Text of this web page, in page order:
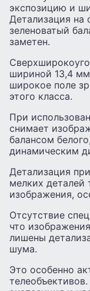
экспозицию и
Детализация на
зеленоватый
заметен.
шириной 13,4 мм
широкое поле
этого класса.
При
снимает
балансом
динамическим
Детализация
мелких деталей
изображения,
Отсутствие
что
лишены
шума.
Это особенно